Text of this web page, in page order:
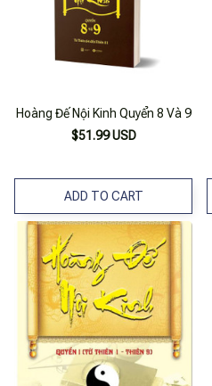
Hoàng Đế Nội Kinh Quyển 8 Và 9
$51.99 USD
ADD TO CART